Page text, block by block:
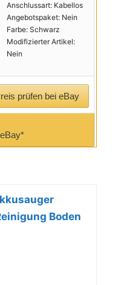
Anschlussart: Kabellos
Angebotspaket: Nein
Farbe: Schwarz
Modifizierter Artikel:
Nein
prüfen bei eBay
Boden